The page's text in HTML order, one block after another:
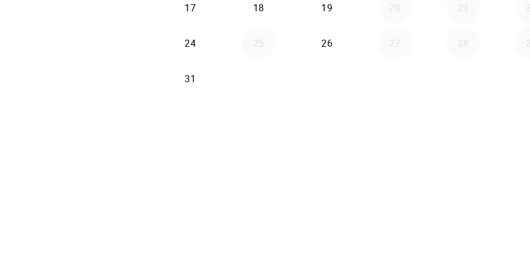
17 18 19 20 21
24 25 26 27 28
31